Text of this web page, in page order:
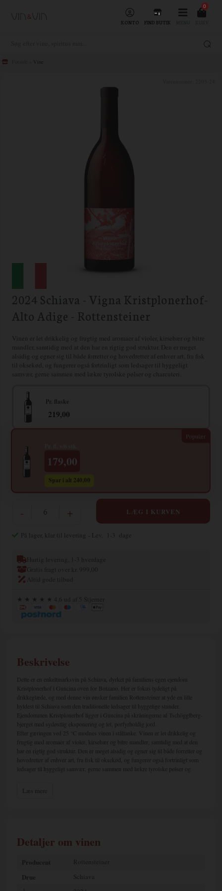
KONTO FIND BUTIK
0
Vine
2024 Schiava - Vigna Kristplonerhof-
Alto Adige - Rottensteiner
Vinen er let drikkelig og frugtig med aromaer af violer, kirsebær og bitre
mandler, samtidig med at den har en rigtig god struktur. Den er meget
alsidig og egner sig til både forretter og hovedretter af enhver art, fra fisk
til oksekød, og fungerer også fortrinligt som ledsager til hyggeligt
samvær, gerne sammen med lækre tyrolske pølser og charcuteri.
Pr. flaske
219,00
Spar i alt 240,00
179,00
- +
På lager, klar til levering - Lev. 1-3 dage
Hurtig levering, 1-3 hverdage
Gratis fragt over kr. 999,00
Altid gode tilbud
★ ★ ★ ★ ★ 4,6 ud af 5 Stjerner
Beskrivelse
Dette er en enkeltmarksvin på Schiava, dyrket på familiens egen ejendom
Kristplonerhof i Guncina oven for Bolzano. Her er fokus tydeligt på
drikkeglæde, og med denne vin ønsker familien Rottensteiner at yde en lille
hyldest til Schiava som den traditionelle ledsager til hyggelige stunder.
Ejendommen Kristplonerhof ligger i Guncina på skråningerne af Tschögglberg-
bjerget med sydøstlig eksponering og let, porfyrholdig jord.
Efter gæringen ved 25 °C modnes vinen i ståltanke. Vinen er let drikkelig og
frugtig med aromaer af violer, kirsebær og bitre mandler, samtidig med at den
har en rigtig god struktur. Den er meget alsidig og egner sig til både forretter og
hovedretter af enhver art, fra fisk til oksekød, og fungerer også fortrinligt som
ledsager til hyggeligt samvær, gerne sammen med lækre tyrolske pølser og
området. Deres efternavn har desuden givet navn til den røde klippe.
I dag driver Toni, faderen, og Hannes, sønnen, vingården sammen, støttet af
privatlivet og i vores arbejde.
Læs mere
Detaljer om vinen
Producent Rottensteiner
Drue Schiava